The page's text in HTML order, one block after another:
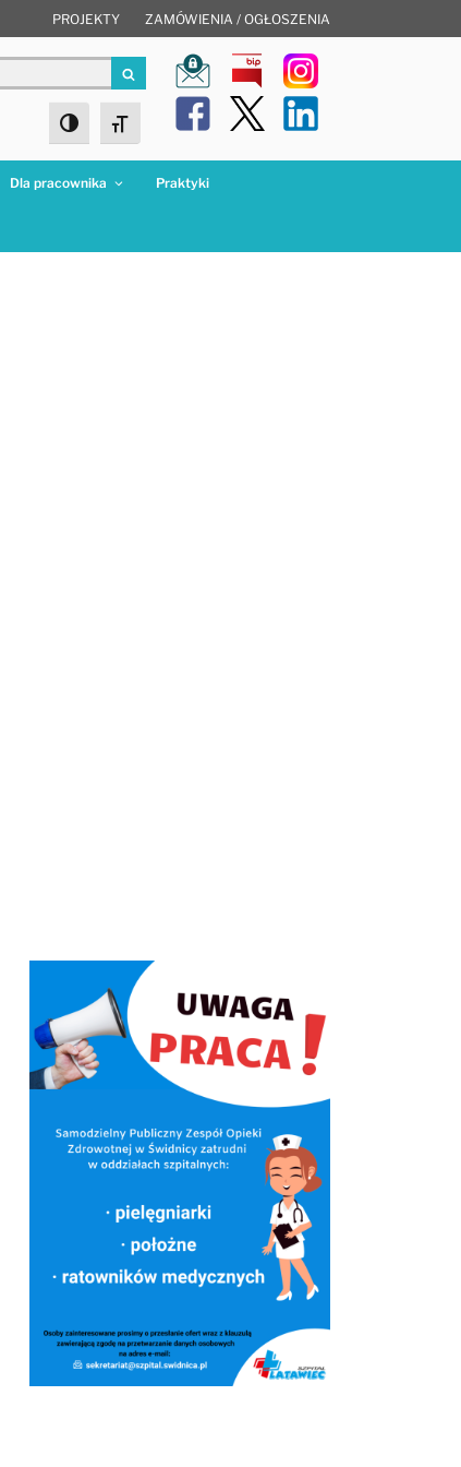
PROJEKTY ZAMÓWIENIA / OGŁOSZENIA
Szukaj
Toggle High Contrast
Toggle Font size
Dla pracownika Praktyki